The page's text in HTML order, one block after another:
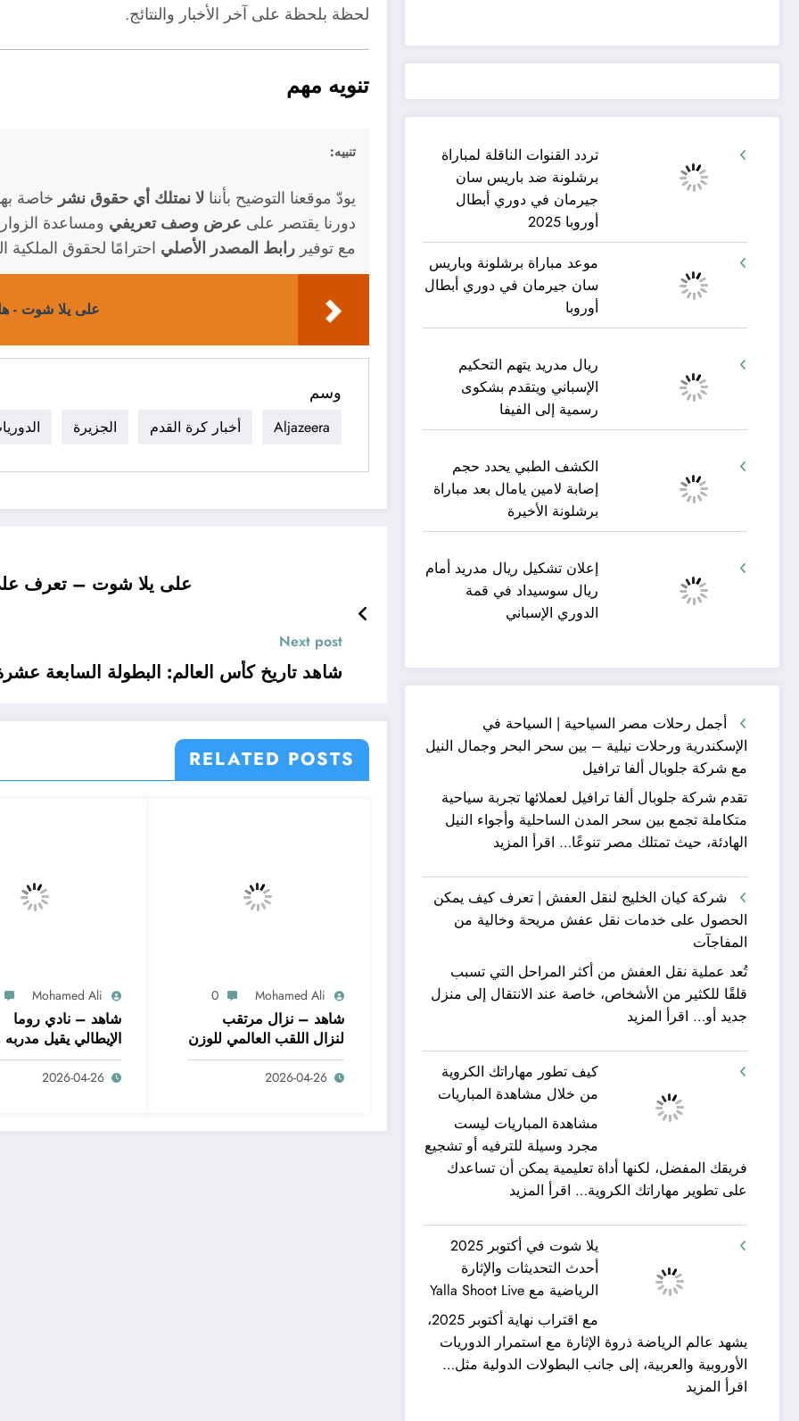
تردد القنوات الناقلة لمباراة
برشلونة ضد باريس سان
جيرمان في دوري أبطال
أوروبا 2025
موعد مباراة برشلونة وباريس
سان جيرمان في دوري أبطال
أوروبا
ريال مدريد يتهم التحكيم
الإسباني ويتقدم بشكوى
رسمية إلى الفيفا
الكشف الطبي يحدد حجم
إصابة لامين يامال بعد مباراة
برشلونة الأخيرة
إعلان تشكيل ريال مدريد أمام
ريال سوسيداد في قمة
الدوري الإسباني
أجمل رحلات مصر السياحية | السياحة في
الإسكندرية ورحلات نيلية – بين سحر البحر وجمال النيل
مع شركة جلوبال ألفا ترافيل
تقدم شركة جلوبال ألفا ترافيل لعملائها تجربة سياحية
متكاملة تجمع بين سحر المدن الساحلية وأجواء النيل
الهادئة، حيث تمتلك مصر تنوعًا… اقرأ المزيد
مصر
السياحية
السياحة
في
نيلية
–
سحر
البحر
وجمال
مع
شركة
جلوبال
ألفا
ترافيل
شركة كيان الخليج لنقل العفش | تعرف كيف يمكن
الحصول على خدمات نقل عفش مريحة وخالية من
المفاجآت
تُعد عملية نقل العفش من أكثر المراحل التي تسبب
قلقًا للكثير من الأشخاص، خاصة عند الانتقال إلى منزل
جديد أو… اقرأ المزيد
الخليج
العفش
تعرف
كيف
الحصول
خدمات
عفش
مريحة
وخالية
كيف تطور مهاراتك الكروية
من خلال مشاهدة المباريات
مشاهدة المباريات ليست
مجرد وسيلة للترفيه أو تشجيع
فريقك المفضل، لكنها أداة تعليمية يمكن أن تساعدك
على تطوير مهاراتك الكروية… اقرأ المزيد
مهاراتك
الكروية
من
خلال
مشاهدة
المباريات
يلا شوت في أكتوبر 2025
أحدث التحديثات والإثارة
الرياضية مع Yalla Shoot Live
مع اقتراب نهاية أكتوبر 2025،
يشهد عالم الرياضة ذروة الإثارة مع استمرار الدوريات
الأوروبية والعربية، إلى جانب البطولات الدولية مثل…
اقرأ المزيد
لحظة بلحظة على آخر الأخبار والنتائج.
تنويه مهم
تنبيه:
يودّ موقعنا التوضيح بأننالا نمتلك أي حقوق نشر خاصة
دورنا يقتصر على عرض وصف تعريفي ومساعدة
مع توفيررابط المصدر الأصلي احترامًا لحقوق الملكية
على يلا شوت -
وسم
Aljazeera أخبار كرة القدم الجزيرة
على يلا شوت – تعرف على
Next post
شاهد تاريخ كأس العالم: البطولة السابعة
RELATED POSTS
Mohamed Ali
0
شاهد – نزال مرتقب
لنزال اللقب العالمي للوزن
الثقيل للملاكمة بين
2026-04-26
Mohamed Ali
شاهد – نادي روما
الإيطالي يقيل
السابق دانييلي دي
2026-04-26